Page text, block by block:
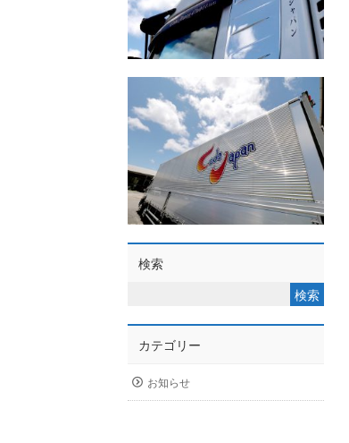
検索
カテゴリー
お知らせ